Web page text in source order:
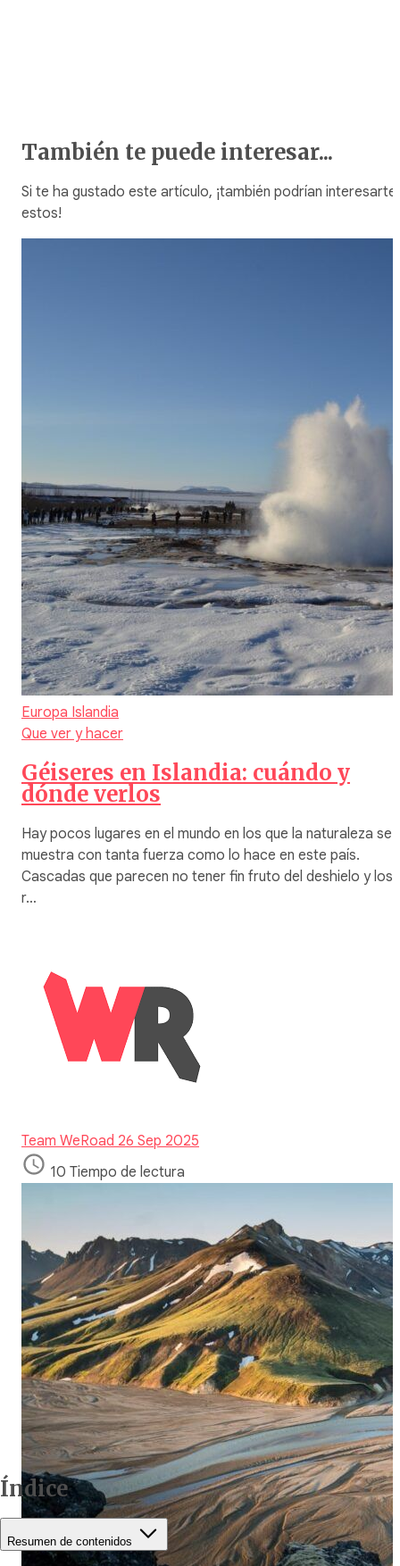
Índice
Resumen de contenidos
También te puede interesar...
Si te ha gustado este artículo, ¡también podrían interesarte
estos!
Europa Islandia
Que ver y hacer
Géiseres en Islandia: cuándo y
dónde verlos
Hay pocos lugares en el mundo en los que la naturaleza se
muestra con tanta fuerza como lo hace en este país.
Cascadas que parecen no tener fin fruto del deshielo y los
r…
Team WeRoad 26 Sep 2025
10 Tiempo de lectura